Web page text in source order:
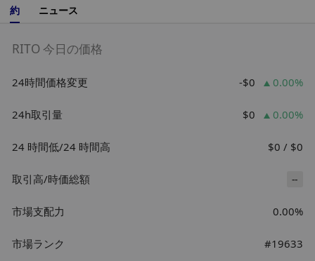
約 ニュース
RITO 今日の価格
24時間価格変更 -$0 0.00%
24h取引量 $0 0.00%
24 時間低/24 時間高 $0 / $0
取引高/時価総額 --
市場支配力 0.00%
市場ランク #19633